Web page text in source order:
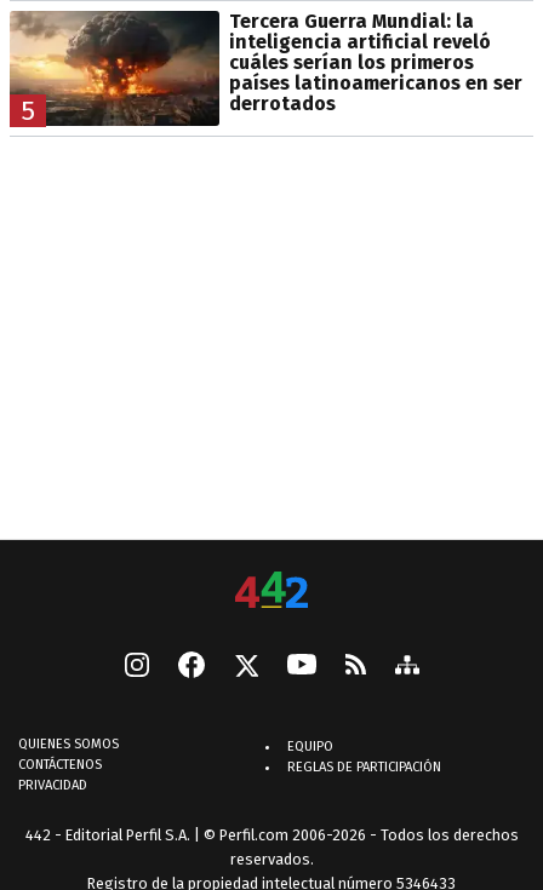
5
Tercera Guerra Mundial: la
inteligencia artificial reveló
cuáles serían los primeros
países latinoamericanos en ser
derrotados
QUIENES SOMOS
CONTÁCTENOS
PRIVACIDAD
EQUIPO
REGLAS DE PARTICIPACIÓN
442 - Editorial Perfil S.A. | © Perfil.com 2006-2026 - Todos los derechos
reservados.
Registro de la propiedad intelectual número 5346433